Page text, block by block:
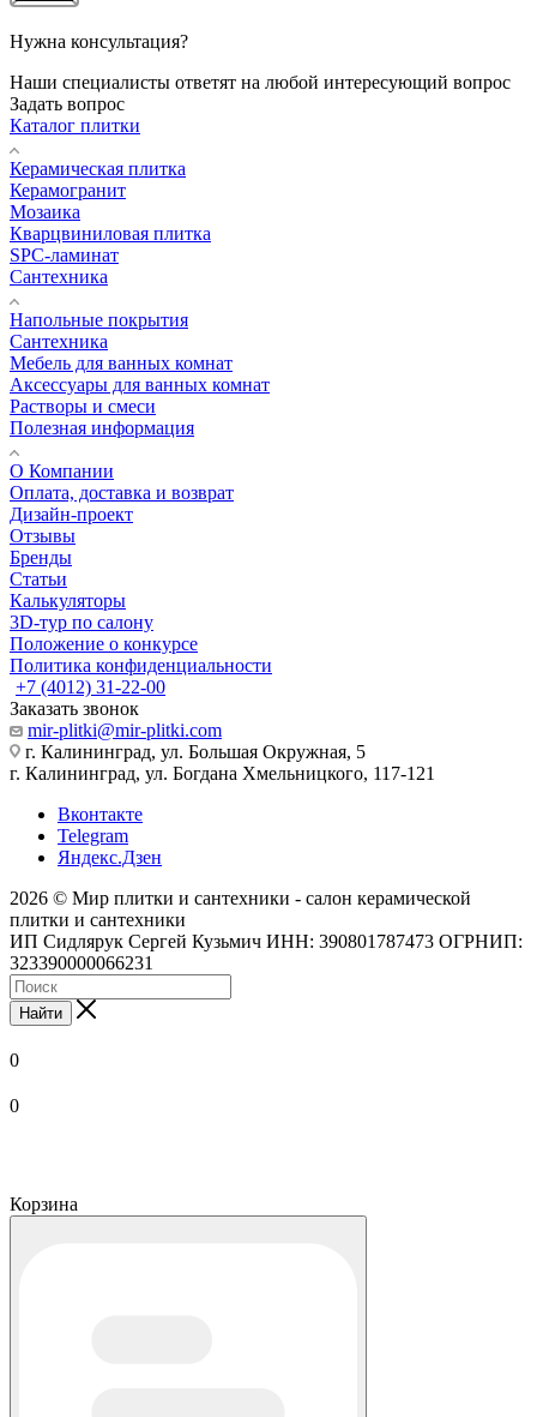
Нужна консультация?
Наши специалисты ответят на любой интересующий вопрос
Задать вопрос
Каталог плитки
Керамическая плитка
Керамогранит
Мозаика
Кварцвиниловая плитка
SPC-ламинат
Сантехника
Напольные покрытия
Сантехника
Мебель для ванных комнат
Аксессуары для ванных комнат
Растворы и смеси
Полезная информация
О Компании
Оплата, доставка и возврат
Дизайн-проект
Отзывы
Бренды
Статьи
Калькуляторы
3D-тур по салону
Положение о конкурсе
Политика конфиденциальности
+7 (4012) 31-22-00
Заказать звонок
mir-plitki@mir-plitki.com
г. Калининград, ул. Большая Окружная, 5
г. Калининград, ул. Богдана Хмельницкого, 117-121
Вконтакте
Telegram
Яндекс.Дзен
2026 © Мир плитки и сантехники - салон керамической
плитки и сантехники
ИП Сидлярук Сергей Кузьмич ИНН: 390801787473 ОГРНИП:
323390000066231
Найти
0
0
Корзина